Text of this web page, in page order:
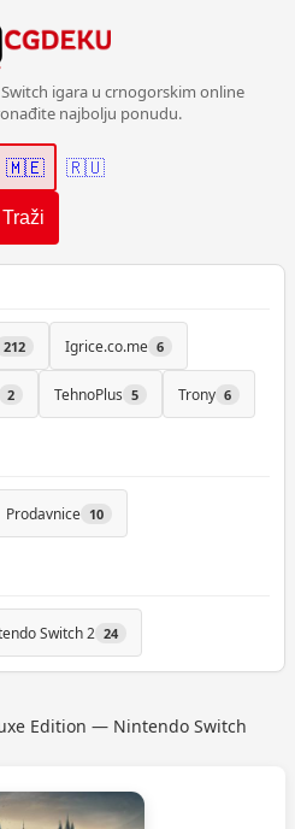
igara u crnogorskim online
najbolju ponudu.
Traži
🇲🇪 🇷🇺
212 Igrice.co.me 6
2 TehnoPlus 5 Trony 6
Prodavnice 10
Switch 2 24
Edition — Nintendo Switch